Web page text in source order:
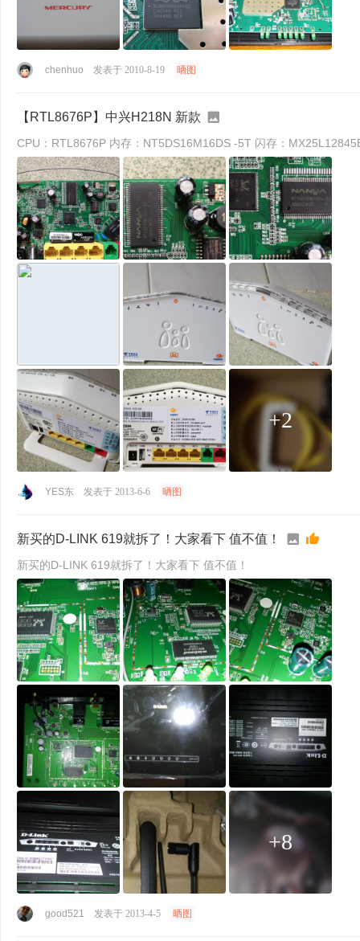
chenhuo 发表于 2010-8-19 晒图
【RTL8676P】中兴H218N 新款
CPU：RTL8676P 内存：NT5DS16M16DS -5T 闪存：
+2
YES东 发表于 2013-6-6 晒图
新买的D-LINK 619就拆了！大家看下 值不值！
新买的D-LINK 619就拆了！大家看下 值不值！
+8
good521 发表于 2013-4-5 晒图